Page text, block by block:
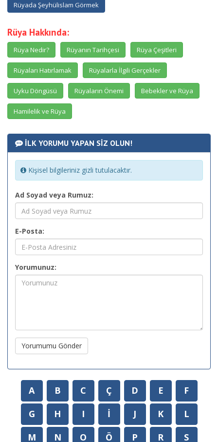
Rüyada Şeyhülislam Görmek
Rüya Hakkında:
Rüya Nedir? Rüyanın Tarihçesi Rüya Çeşitleri
Rüyaları Hatırlamak Rüyalarla İlgili Gerçekler
Uyku Döngüsü Rüyaların Önemi Bebekler ve Rüya
Hamilelik ve Rüya
İLK YORUMU YAPAN SİZ OLUN!
Kişisel bilgileriniz gizli tutulacaktır.
Ad Soyad veya Rumuz:
E-Posta:
Yorumunuz:
Yorumumu Gönder
A B C Ç D E
F
G
H I İ J K
L
M
N O Ö P R S